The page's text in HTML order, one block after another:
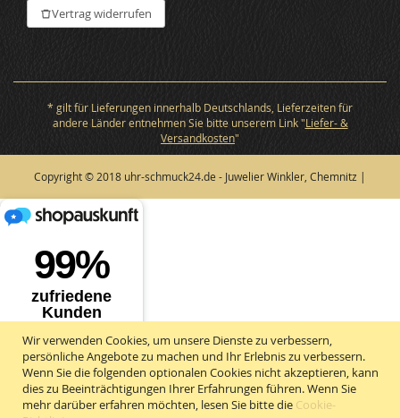
Vertrag widerrufen
* gilt für Lieferungen innerhalb Deutschlands, Lieferzeiten für
andere Länder entnehmen Sie bitte unserem Link "Liefer- &
Versandkosten"
Copyright © 2018 uhr-schmuck24.de - Juwelier Winkler, Chemnitz |
Wir verwenden Cookies, um unsere Dienste zu verbessern,
persönliche Angebote zu machen und Ihr Erlebnis zu verbessern.
Wenn Sie die folgenden optionalen Cookies nicht akzeptieren, kann
dies zu Beeinträchtigungen Ihrer Erfahrungen führen. Wenn Sie
mehr darüber erfahren möchten, lesen Sie bitte die Cookie-